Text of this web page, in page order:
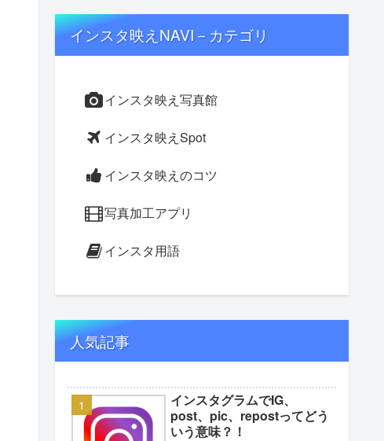
インスタ映えNAVI－カテゴリ
インスタ映え写真館
インスタ映えSpot
インスタ映えのコツ
写真加工アプリ
インスタ用語
人気記事
インスタグラムでIG、
post、pic、repostってどう
いう意味？！